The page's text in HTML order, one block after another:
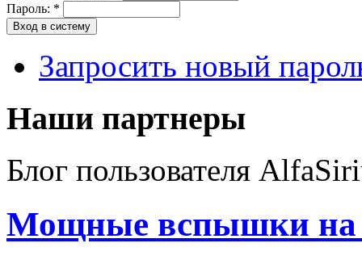
Пароль: *
Запросить новый
Наши партнеры
Блог пользователя
Мощные вспышки на